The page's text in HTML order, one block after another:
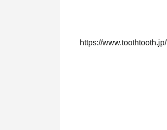
https://www.toothtooth.jp/